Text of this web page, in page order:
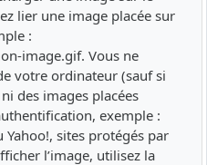
lier une image placée sur
:
image.gif. Vous ne
votre ordinateur (sauf si
des images placées
exemple :
sites protégés par
l’image, utilisez la